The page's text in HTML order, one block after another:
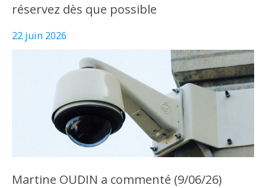
réservez dès que possible
22 juin 2026
Martine OUDIN a commenté (9/06/26)